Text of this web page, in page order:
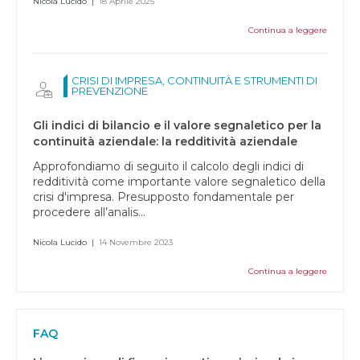
Continua a leggere
CRISI DI IMPRESA, CONTINUITÀ E STRUMENTI DI
PREVENZIONE
Gli indici di bilancio e il valore segnaletico per la
continuità aziendale: la redditività aziendale
Approfondiamo di seguito il calcolo degli indici di
redditività come importante valore segnaletico della
crisi d'impresa. Presupposto fondamentale per
procedere all’analis...
Nicola Lucido | 14 Novembre 2023
Continua a leggere
FAQ